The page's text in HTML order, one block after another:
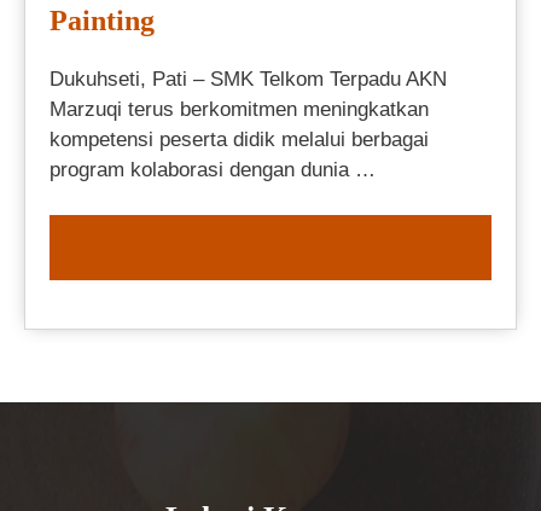
Painting
Dukuhseti, Pati – SMK Telkom Terpadu AKN
Marzuqi terus berkomitmen meningkatkan
kompetensi peserta didik melalui berbagai
program kolaborasi dengan dunia …